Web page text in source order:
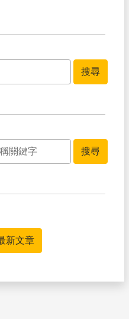
搜尋
搜尋
新文章